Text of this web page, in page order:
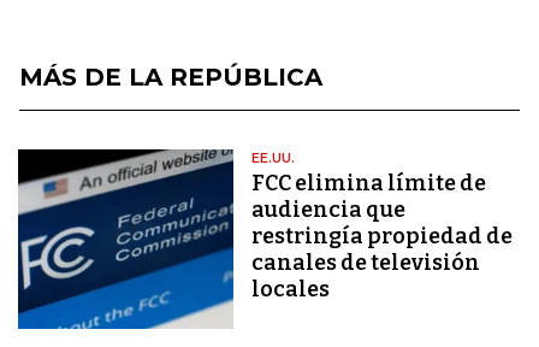
MÁS DE LA REPÚBLICA
EE.UU.
FCC elimina límite de
audiencia que
restringía propiedad de
canales de televisión
locales